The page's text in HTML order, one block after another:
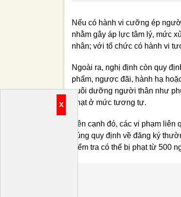
X
Nếu có hành vi cưỡng ép
nhằm gây áp lực tâm lý, mức
nhân; với tổ chức có hành vi
Ngoài ra, nghị định còn quy
phẩm, ngược đãi, hành hạ
nuôi dưỡng người thân như
phạt ở mức tương tự.
Bên cạnh đó, các vi phạm
đúng quy định về đăng ký
kiểm tra có thể bị phạt từ 500